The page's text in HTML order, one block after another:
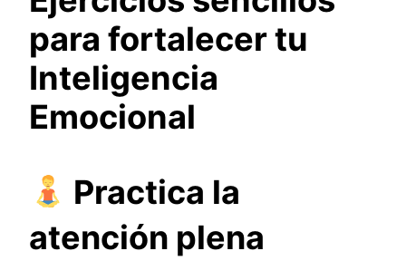
para fortalecer tu
Inteligencia
Emocional
Practica la
atención plena